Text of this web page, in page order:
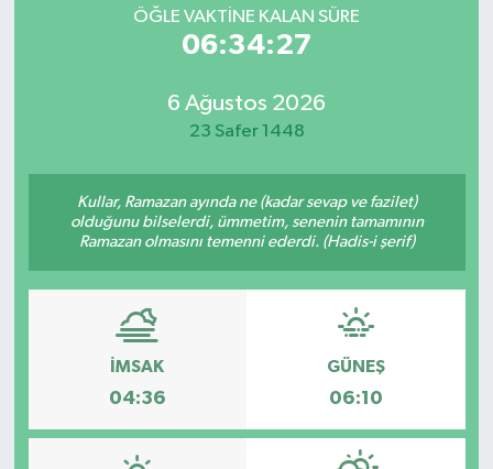
ÖĞLE VAKTINE KALAN SÜRE
06:34:27
6 Ağustos 2026
23 Safer 1448
Kullar, Ramazan ayında ne (kadar sevap ve fazilet)
olduğunu bilselerdi, ümmetim, senenin tamamının
Ramazan olmasını temenni ederdi. (Hadis-i şerif)
İMSAK
04:36
GÜNEŞ
06:10
Son Dakika Haberleri